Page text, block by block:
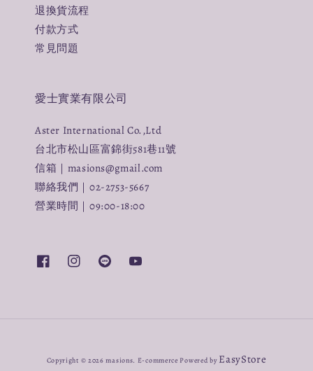
退換貨流程
付款方式
常見問題
愛士實業有限公司
Aster International Co.,Ltd
台北市松山區富錦街581巷11號
信箱｜masions@gmail.com
聯絡我們｜02-2753-5667
營業時間｜09:00-18:00
Copyright © 2026 masions. E-commerce Powered by EasyStore